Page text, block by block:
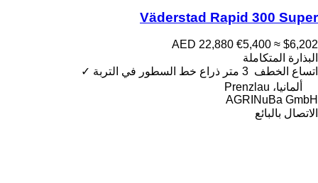
Väderstad Rapid 300 Super
AED 22,880 €5,400 ≈ $6,202
البذارة المتكاملة
اتساع الخطف 3 متر ذراع خط السطور في التربة ✓
ألمانيا، Prenzlau
AGRINuBa GmbH
الاتصال بالبائع